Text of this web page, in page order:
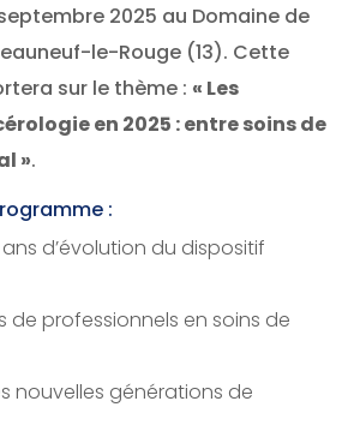
2025 au Domaine de
le-Rouge (13). Cette
sur le thème : « Les
en 2025 : entre soins de
».
:
d’évolution du dispositif
de professionnels en soins de
nouvelles générations de